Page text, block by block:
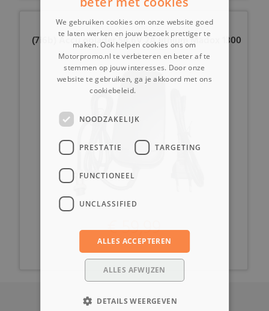
(7i6b) Accu oplader 54.6V 2A lithium Madox 1300
watt
€ 59,99
We gebruiken cookies om onze website goed
te laten werken en jouw bezoek prettiger te
maken. Ook helpen cookies ons om
Motorpromo.nl te verbeteren en beter af te
stemmen op jouw interesses. Door onze
website te gebruiken, ga je akkoord met ons
cookiebeleid.
NOODZAKELIJK
PRESTATIE TARGETING
FUNCTIONEEL
UNCLASSIFIED
ALLES ACCEPTEREN
ALLES AFWIJZEN
DETAILS WEERGEVEN